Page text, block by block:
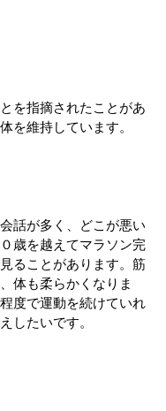
を指摘されたことがあ
を維持しています。
話が多く、どこが悪い
歳を越えてマラソン完
ることがあります。筋
体も柔らかくなりま
度で運動を続けていれ
したいです。